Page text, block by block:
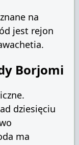
na
jest rejon
Borjomi
dziesięciu
ma